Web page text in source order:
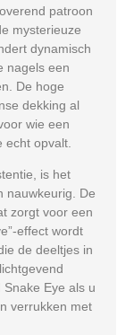
patroon
mysterieuze
dynamisch
nagels een
De hoge
dekking al
wie een
opvalt.
is het
nauwkeurig. De
zorgt voor een
effect wordt
de deeltjes in
Eye als u
verrukken met